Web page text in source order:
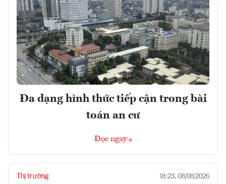
Đa dạng hình thức tiếp cận trong bài
toán an cư
Đọc ngay
Thị trường 18:23, 08/08/2026